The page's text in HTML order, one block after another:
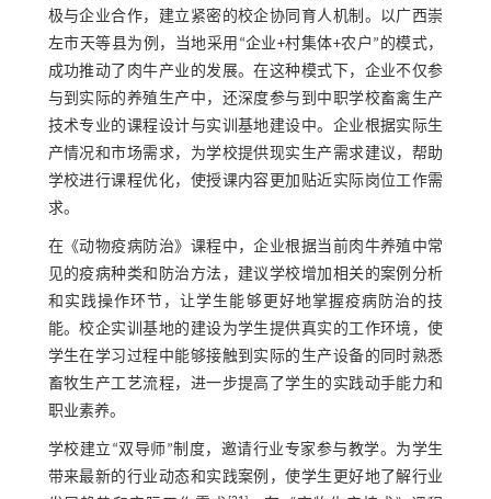
极与企业合作，建立紧密的校企协同育人机制。以广西崇
左市天等县为例，当地采用“企业+村集体+农户”的模式，
成功推动了肉牛产业的发展。在这种模式下，企业不仅参
与到实际的养殖生产中，还深度参与到中职学校畜禽生产
技术专业的课程设计与实训基地建设中。企业根据实际生
产情况和市场需求，为学校提供现实生产需求建议，帮助
学校进行课程优化，使授课内容更加贴近实际岗位工作需
求。
在《动物疫病防治》课程中，企业根据当前肉牛养殖中常
见的疫病种类和防治方法，建议学校增加相关的案例分析
和实践操作环节，让学生能够更好地掌握疫病防治的技
能。校企实训基地的建设为学生提供真实的工作环境，使
学生在学习过程中能够接触到实际的生产设备的同时熟悉
畜牧生产工艺流程，进一步提高了学生的实践动手能力和
职业素养。
学校建立“双导师”制度，邀请行业专家参与教学。为学生
带来最新的行业动态和实践案例，使学生更好地了解行业